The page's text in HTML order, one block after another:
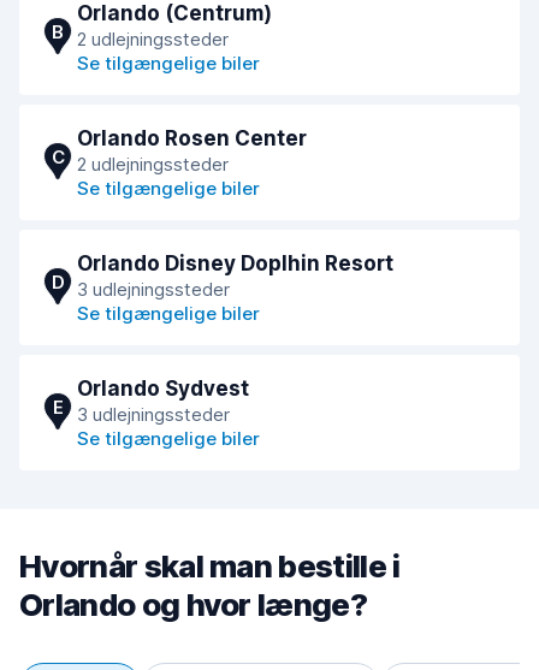
B
Orlando (Centrum)
2 udlejningssteder
Se tilgængelige biler
C
Orlando Rosen Center
2 udlejningssteder
Se tilgængelige biler
D
Orlando Disney Doplhin Resort
3 udlejningssteder
Se tilgængelige biler
E
Orlando Sydvest
3 udlejningssteder
Se tilgængelige biler
Hvornår skal man bestille i
Orlando og hvor længe?